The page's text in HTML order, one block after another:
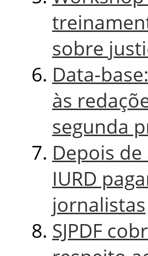
sobre
Data-
às
segunda
Depois de
IURD
jornalistas
SJPDF